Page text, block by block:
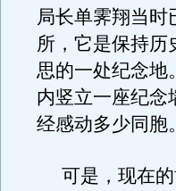
局长单霁翔当时
所，它是保持历
思的一处纪念地
内竖立一座纪念
经感动多少同胞。
可是，现在